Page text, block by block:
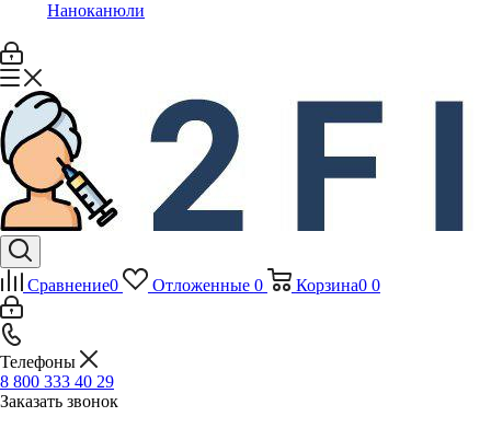
Наноканюли
Сравнение0 Отложенные 0 Корзина0 0
Телефоны
8 800 333 40 29
Заказать звонок